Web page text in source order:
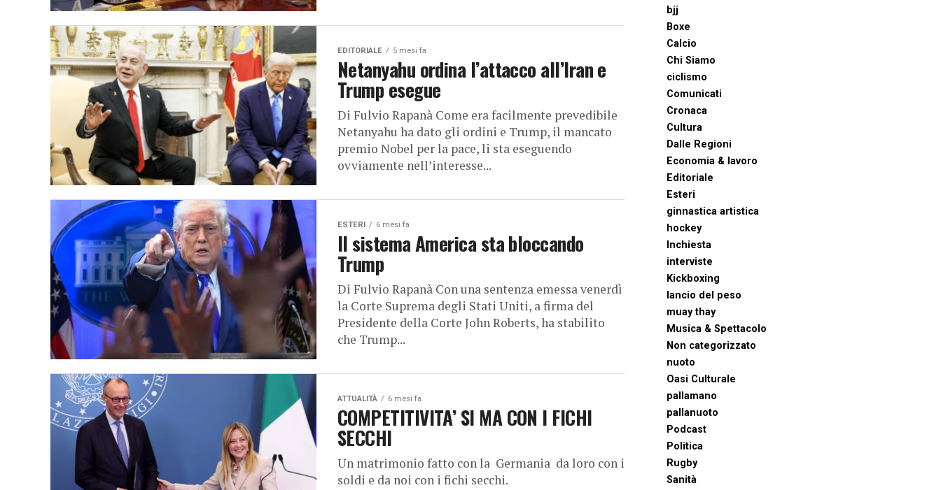
EDITORIALE 5 mesi fa
Netanyahu ordina l’attacco all’Iran e
Trump esegue
Di Fulvio Rapanà Come era facilmente prevedibile
Netanyahu ha dato gli ordini e Trump, il mancato
premio Nobel per la pace, li sta eseguendo
ovviamente nell’interesse...
ESTERI 6 mesi fa
Il sistema America sta bloccando
Trump
Di Fulvio Rapanà Con una sentenza emessa venerdì
la Corte Suprema degli Stati Uniti, a firma del
Presidente della Corte John Roberts, ha stabilito
che Trump...
ATTUALITÀ 6 mesi fa
COMPETITIVITA’ SI MA CON I FICHI
SECCHI
Un matrimonio fatto con la Germania da loro con i
soldi e da noi con i fichi secchi.
bjj
Boxe
Calcio
Chi Siamo
ciclismo
Comunicati
Cronaca
Cultura
Dalle Regioni
Economia & lavoro
Editoriale
Esteri
ginnastica artistica
hockey
Inchiesta
interviste
Kickboxing
lancio del peso
muay thay
Musica & Spettacolo
Non categorizzato
nuoto
Oasi Culturale
pallamano
pallanuoto
Podcast
Politica
Rugby
Sanità